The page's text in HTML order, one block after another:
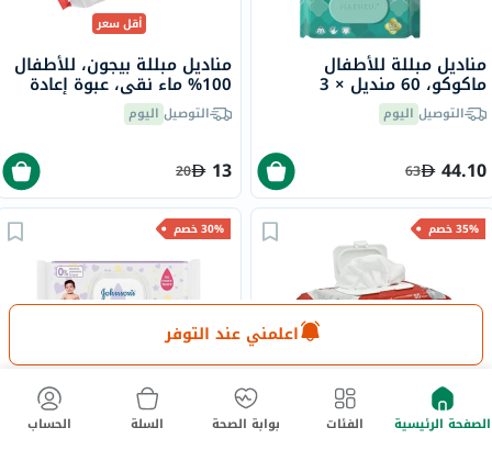
اعلمني عند التوفر
مناديل مبللة للأطفال
ماكوكو، 60 منديل × 3
التوصيل اليوم
44.10
63
أقل سعر
مناديل مبللة بيجون، للأطفال
100% ماء نقي، عبوة إعادة
تعبئة، 80 منديل
التوصيل اليوم
13
20
35% خصم
أقل سعر
مناديل مبللة بيجون، للأطفال
100% ماء نقي، بغطاء قابل
30% خصم
أقل سعرمن 30 يوم
جونسون ألتيميت كلين مناديل
مبللة للأطفال، من 48 الصفحة الرئيسية الفئات بوابة الصحة السلة الحساب